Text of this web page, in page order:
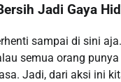
Jadi Gaya
sampai di sini
semua orang
Jadi, dari aksi ini